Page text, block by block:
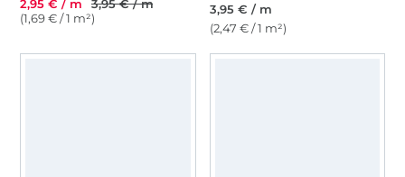
2,95 € / m
3,95 € / m
(1,69 € / 1 m²)
3,95 € / m
(2,47 € / 1 m²)